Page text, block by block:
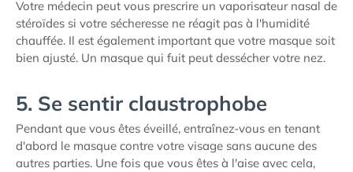
Votre médecin peut vous prescrire un vaporisateur nasal de
stéroïdes si votre sécheresse ne réagit pas à l'humidité
chauffée. Il est également important que votre masque soit
bien ajusté. Un masque qui fuit peut dessécher votre nez.
5. Se sentir claustrophobe
Pendant que vous êtes éveillé, entraînez-vous en tenant
d'abord le masque contre votre visage sans aucune des
autres parties. Une fois que vous êtes à l'aise avec cela,